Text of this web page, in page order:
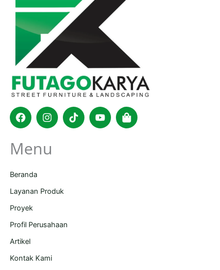
FacebookInstagram
TiktokYoutubeShopping-
bag
Menu
Beranda
Layanan Produk
Proyek
Profil Perusahaan
Artikel
Kontak Kami